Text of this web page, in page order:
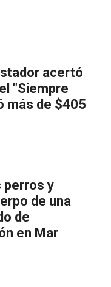
acertó
"Siempre
más de $405
perros y
de una
de
en Mar